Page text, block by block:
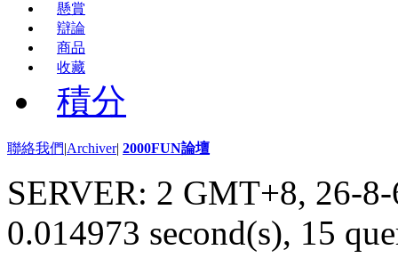
懸賞
辯論
商品
收藏
積分
聯絡我們|Archiver| 2000FUN論壇
SERVER: 2 GMT+8, 26-
0.014973 second(s), 15